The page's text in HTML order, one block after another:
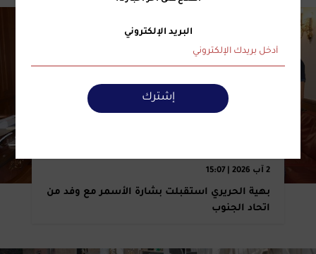
2 آب 2026 | 15:07
بهية الحريري استقبلت بشارة الأسمر مع وفد من
اتحاد الجنوب
البريد الإلكتروني
إشترك